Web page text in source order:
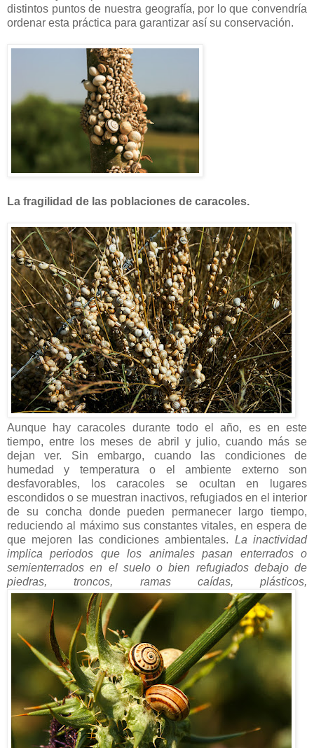
distintos puntos de nuestra geografía, por lo que convendría
ordenar esta práctica para garantizar así su conservación.
La fragilidad de las poblaciones de caracoles.
Aunque hay caracoles durante todo el año, es en este
tiempo, entre los meses de abril y julio, cuando más se
dejan ver. Sin embargo, cuando las condiciones de
humedad y temperatura o el ambiente externo son
desfavorables, los caracoles se ocultan en lugares
escondidos o se muestran inactivos, refugiados en el interior
de su concha donde pueden permanecer largo tiempo,
reduciendo al máximo sus constantes vitales, en espera de
que mejoren las condiciones ambientales. La inactividad
implica periodos que los animales pasan enterrados o
semienterrados en el suelo o bien refugiados debajo de
piedras, troncos, ramas caídas, plásticos,